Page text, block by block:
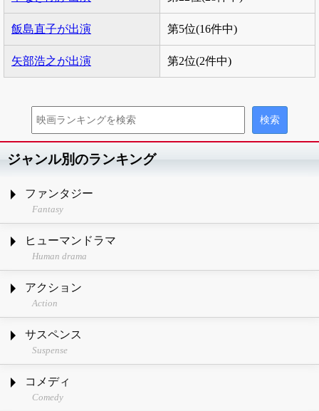
飯島直子が出演 第5位(16件中)
矢部浩之が出演 第2位(2件中)
ジャンル別のランキング
ファンタジー
Fantasy
ヒューマンドラマ
Human drama
アクション
Action
サスペンス
Suspense
コメディ
Comedy